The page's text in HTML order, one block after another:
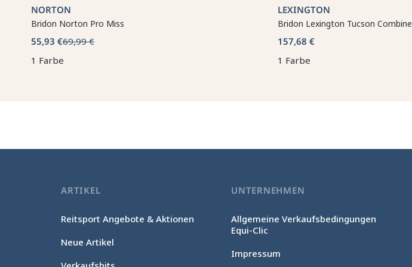
NORTON
Bridon Norton Pro Miss
55,93 €69,99 €
1 Farbe
LEXINGTON
Bridon Lexington Tucson Combine
157,68 €
1 Farbe
ARTIKEL
Reitsport Angebote & Aktionen
Neue Artikel
UNTERNEHMEN
Allgemeine Verkaufsbedingungen
Equi-Clic
Impressum